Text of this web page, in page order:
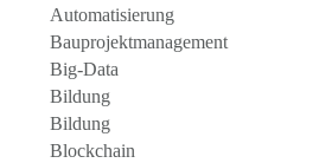
Automatisierung
Bauprojektmanagement
Big-Data
Bildung
Bildung
Blockchain